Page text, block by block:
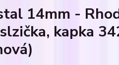
14mm -
kapka